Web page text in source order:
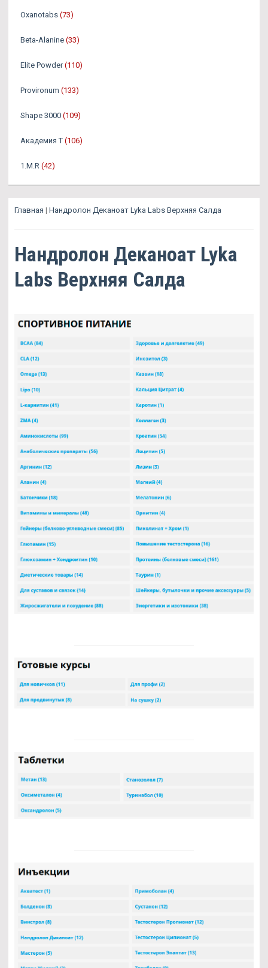
Oxanotabs (73)
Beta-Alanine (33)
Elite Powder (110)
Provironum (133)
Shape 3000 (109)
Академия Т (106)
1.M.R (42)
Главная | Нандролон Деканоат Lyka Labs Верхняя Салда
Нандролон Деканоат Lyka
Labs Верхняя Салда